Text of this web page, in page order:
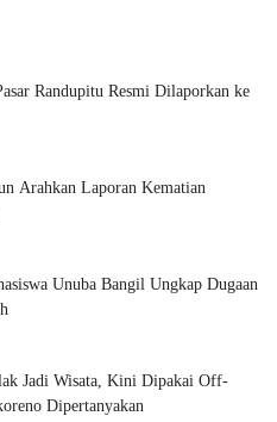
Randupitu Resmi Dilaporkan ke
Arahkan Laporan Kematian
Unuba Bangil Ungkap Dugaan
Jadi Wisata, Kini Dipakai Off-
Dipertanyakan